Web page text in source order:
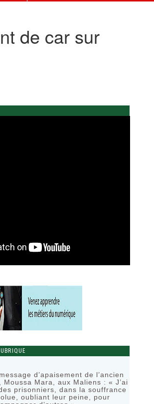
de car sur
d’apaisement de l’ancien
Moussa Mara, aux Maliens : « J’ai
prisonniers, dans la souffrance
oubliant leur peine, pour